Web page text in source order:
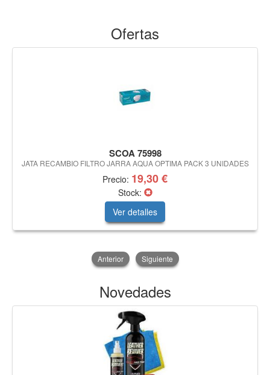
Ofertas
SCOA 75998
JATA RECAMBIO FILTRO JARRA AQUA OPTIMA PACK 3 UNIDADES
Precio: 19,30 €
Stock:
Ver detalles
Anterior Siguiente
Novedades